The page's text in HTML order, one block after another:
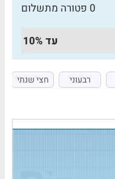
0 פטורה מתשלום
עד 10%
רבעוני חצי שנתי